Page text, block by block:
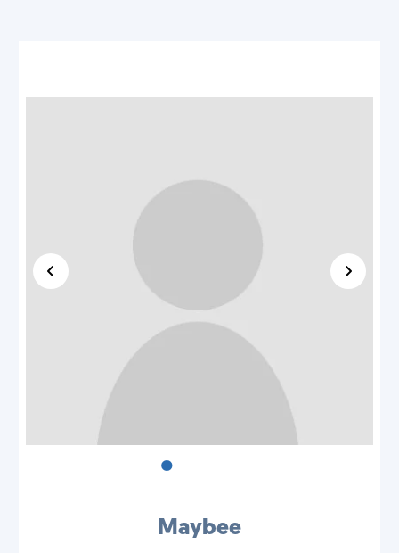
•
Maybee